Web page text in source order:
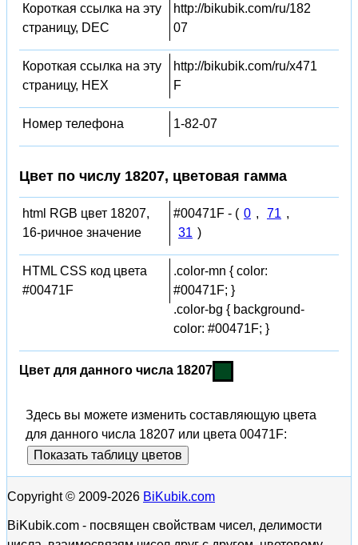
Короткая ссылка на эту
страницу, DEC
http://bikubik.com/ru/182
07
Короткая ссылка на эту
страницу, HEX
http://bikubik.com/ru/x471
F
Номер телефона 1-82-07
Цвет по числу 18207, цветовая гамма
html RGB цвет 18207,
16-ричное значение
#00471F - ( 0 , 71 ,
31 )
HTML CSS код цвета
#00471F
.color-mn { color:
#00471F; }
.color-bg { background-
color: #00471F; }
Цвет для данного числа 18207
Здесь вы можете изменить составляющую цвета
для данного числа 18207 или цвета 00471F:
Показать таблицу цветов
Copyright © 2009-2026 BiKubik.com
BiKubik.com - посвящен свойствам чисел, делимости